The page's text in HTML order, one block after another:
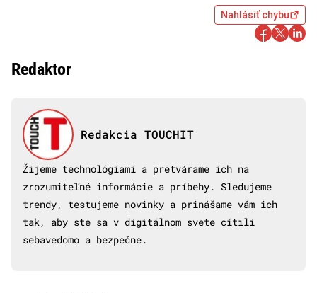
Nahlásiť chybu
Redaktor
Redakcia TOUCHIT
Žijeme technológiami a pretvárame ich na
zrozumiteľné informácie a príbehy. Sledujeme
trendy, testujeme novinky a prinášame vám ich
tak, aby ste sa v digitálnom svete cítili
sebavedomo a bezpečne.